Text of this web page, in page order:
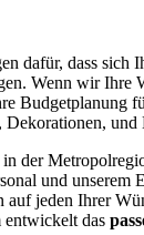
dafür, dass sich
Wenn wir
Budgetplanung
in der
und unserem
jeden Ihrer
entwickelt das